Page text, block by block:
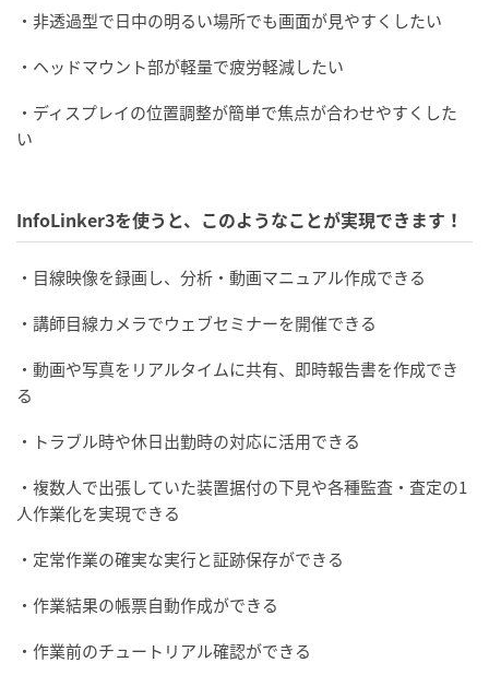
・非透過型で日中の明るい場所でも画面が見やすくしたい
・ヘッドマウント部が軽量で疲労軽減したい
・ディスプレイの位置調整が簡単で焦点が合わせやすくした
い
InfoLinker3を使うと、このようなことが実現できます！
・目線映像を録画し、分析・動画マニュアル作成できる
・講師目線カメラでウェブセミナーを開催できる
・動画や写真をリアルタイムに共有、即時報告書を作成でき
る
・トラブル時や休日出勤時の対応に活用できる
・複数人で出張していた装置据付の下見や各種監査・査定の1
人作業化を実現できる
・定常作業の確実な実行と証跡保存ができる
・作業結果の帳票自動作成ができる
・作業前のチュートリアル確認ができる